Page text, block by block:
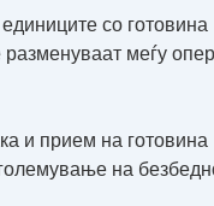
со готовина
меѓу
и прием на готовина
на